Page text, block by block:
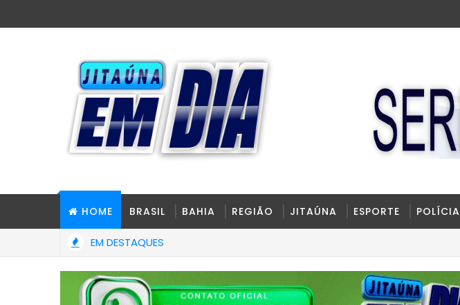
HOME BRASIL BAHIA REGIÃO JITAÚNA ESPORTE POLÍCIA
EM DESTAQUES
passa a ser obrigatório para 1ª Carteira Nacional de Habilitação na Bahia